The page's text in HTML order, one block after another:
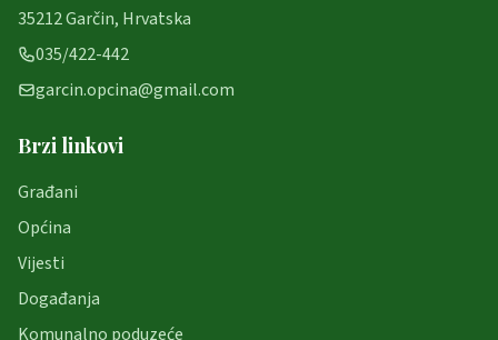
35212 Garčin, Hrvatska
035/422-442
garcin.opcina@gmail.com
Brzi linkovi
Građani
Općina
Vijesti
Događanja
Komunalno poduzeće